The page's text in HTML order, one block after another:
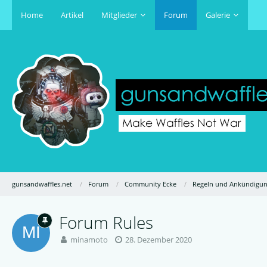
Home Artikel Mitglieder Forum Galerie
gunsandwaffles.net Forum Community Ecke Regeln und
Forum Rules
minamoto 28. Dezember 2020